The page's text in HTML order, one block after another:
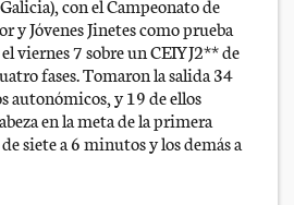
y Jóvenes Jinetes como prueba
viernes 7 sobre un CEIYJ2** de
fases. Tomaron la salida 34
autonómicos, y 19 de ellos
en la meta de la primera
siete a 6 minutos y los demás a